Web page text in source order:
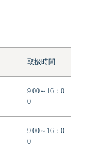
取扱時間
9:00～16：0
0
9:00～16：0
0